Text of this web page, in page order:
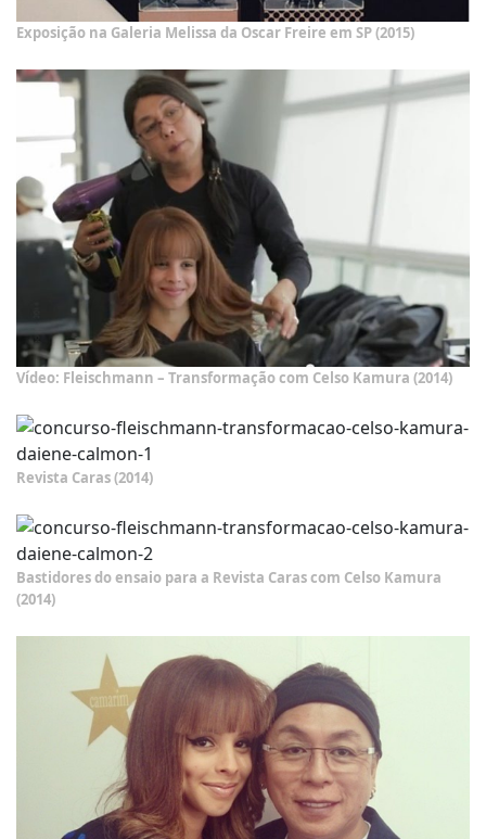
Exposição na Galeria Melissa da Oscar Freire em SP (2015)
Vídeo: Fleischmann – Transformação com Celso Kamura (2014)
Revista Caras (2014)
Bastidores do ensaio para a Revista Caras com Celso Kamura
(2014)